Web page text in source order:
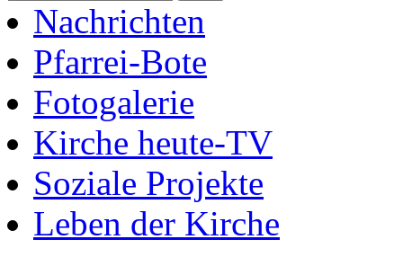
Nachrichten
Pfarrei-Bote
Fotogalerie
Kirche heute-TV
Soziale Projekte
Leben der Kirche